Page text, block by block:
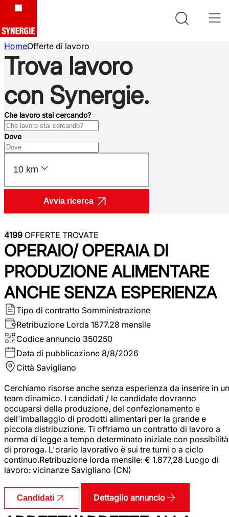
HomeOfferte di lavoro
Trova lavoro
con Synergie.
Che lavoro stai cercando?
Dove
10 km
Avvia ricerca
4199 OFFERTE TROVATE
OPERAIO/ OPERAIA DI
PRODUZIONE ALIMENTARE
ANCHE SENZA ESPERIENZA
Tipo di contratto Somministrazione
Retribuzione Lorda 1877.28 mensile
Codice annuncio 350250
Data di pubblicazione 8/8/2026
Città Savigliano
Cerchiamo risorse anche senza esperienza da inserire in un
team dinamico. I candidati / le candidate dovranno
occuparsi della produzione, del confezionamento e
dell'imballaggio di prodotti alimentari per la grande e
piccola distribuzione. Ti offriamo un contratto di lavoro a
norma di legge a tempo determinato iniziale con possibilità
di proroga. L'orario lavorativo è sui tre turni o a ciclo
continuo.Retribuzione lorda mensile: € 1.877,28 Luogo di
lavoro: vicinanze Savigliano (CN)
Candidati Dettaglio annuncio